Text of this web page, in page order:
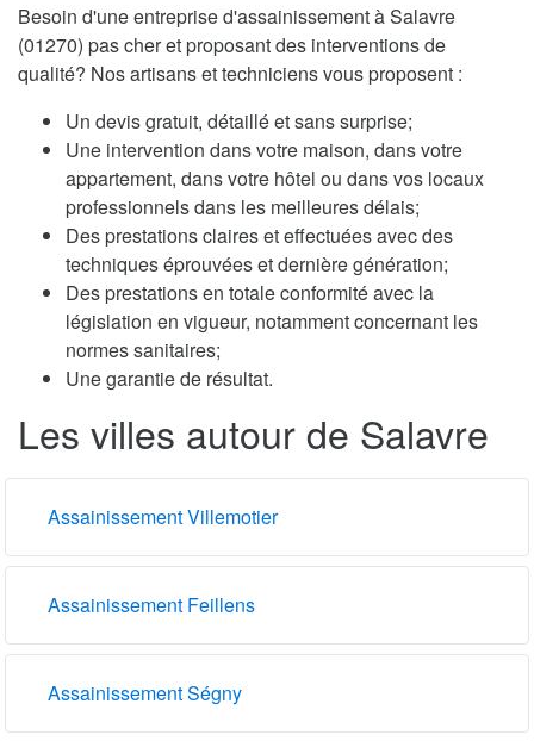
Besoin d'une entreprise d'assainissement à Salavre
(01270) pas cher et proposant des interventions de
qualité? Nos artisans et techniciens vous proposent :
Un devis gratuit, détaillé et sans surprise;
Une intervention dans votre maison, dans votre
appartement, dans votre hôtel ou dans vos locaux
professionnels dans les meilleures délais;
Des prestations claires et effectuées avec des
techniques éprouvées et dernière génération;
Des prestations en totale conformité avec la
législation en vigueur, notamment concernant les
normes sanitaires;
Une garantie de résultat.
Les villes autour de Salavre
Assainissement Villemotier
Assainissement Feillens
Assainissement Ségny